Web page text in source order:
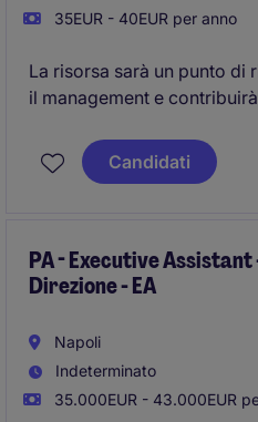
35EUR - 40EUR per anno
La risorsa sarà un punto
il management e
precisione, riservatezza e
Candidati
PA - Executive
Direzione - EA
Napoli
Indeterminato
35.000EUR - 43.000EUR